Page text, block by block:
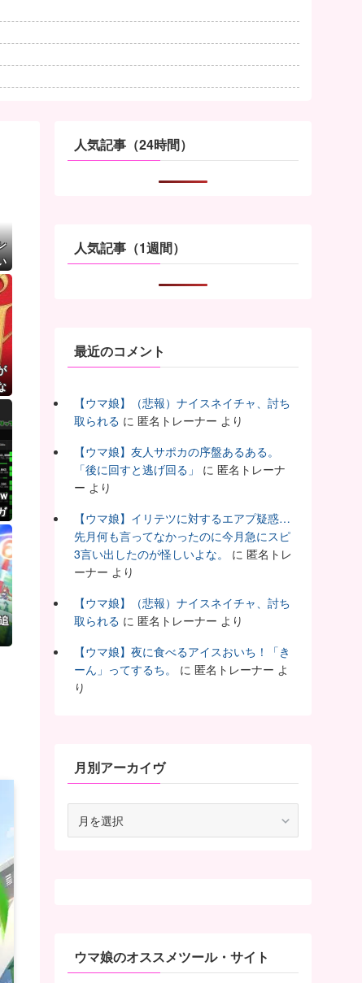
人気記事（24時間）
人気記事（1週間）
最近のコメント
【ウマ娘】（悲報）ナイスネイチャ、討ち
取られる に 匿名トレーナー より
【ウマ娘】友人サポカの序盤あるある。
「後に回すと逃げ回る」
に 匿名トレーナ
ー より
【ウマ娘】イリテツに対するエアプ疑惑…
先月何も言ってなかったのに今月急にスピ
3言い出したのが怪しいよな。
に 匿名トレ
ーナー より
【ウマ娘】（悲報）ナイスネイチャ、討ち
取られる に 匿名トレーナー より
【ウマ娘】夜に食べるアイスおいち！「き
ーん」ってするち。
に 匿名トレーナー よ
り
月別アーカイヴ
ウマ娘のオススメツール・サイト